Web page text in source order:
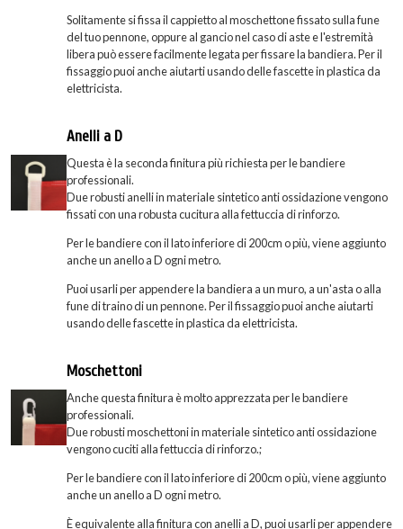
Solitamente si fissa il cappietto al moschettone fissato sulla fune
del tuo pennone, oppure al gancio nel caso di aste e l'estremità
libera può essere facilmente legata per fissare la bandiera. Per il
fissaggio puoi anche aiutarti usando delle fascette in plastica da
elettricista.
Anelli a D
Questa è la seconda finitura più richiesta per le bandiere
professionali.
Due robusti anelli in materiale sintetico anti ossidazione vengono
fissati con una robusta cucitura alla fettuccia di rinforzo.
Per le bandiere con il lato inferiore di 200cm o più, viene aggiunto
anche un anello a D ogni metro.
Puoi usarli per appendere la bandiera a un muro, a un'asta o alla
fune di traino di un pennone. Per il fissaggio puoi anche aiutarti
usando delle fascette in plastica da elettricista.
Moschettoni
Anche questa finitura è molto apprezzata per le bandiere
professionali.
Due robusti moschettoni in materiale sintetico anti ossidazione
vengono cuciti alla fettuccia di rinforzo.;
Per le bandiere con il lato inferiore di 200cm o più, viene aggiunto
anche un anello a D ogni metro.
È equivalente alla finitura con anelli a D, puoi usarli per appendere